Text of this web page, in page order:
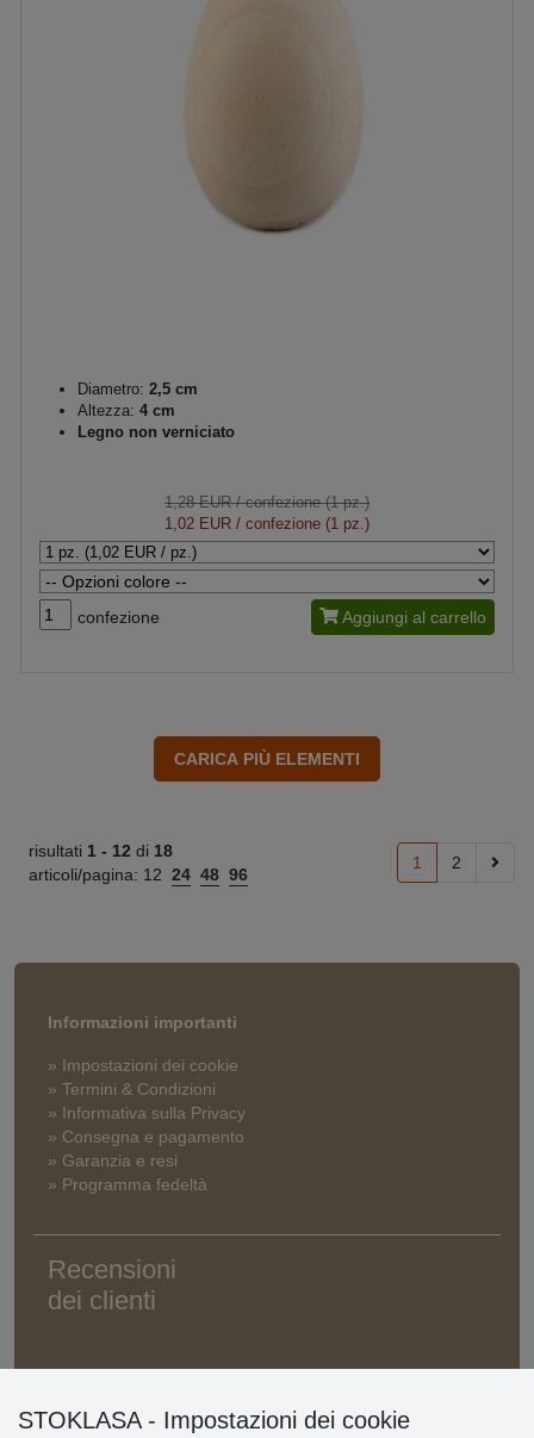
Diametro: 2,5 cm
Altezza: 4 cm
Legno non verniciato
1,28 EUR/ confezione (1 pz.)
1,02 EUR / confezione (1 pz.)
confezione Aggiungi al carrello
risultati 1 - 12 di 18
articoli/pagina: 12 24 48 96
1 2
Informazioni importanti
» Impostazioni dei cookie
» Termini & Condizioni
» Informativa sulla Privacy
» Consegna e pagamento
» Garanzia e resi
» Programma fedeltà
Recensioni
dei clienti
STOKLASA - Impostazioni dei cookie